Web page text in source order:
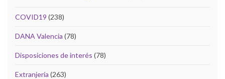
COVID19 (238)
DANA Valencia (78)
Disposiciones de interés (78)
Extranjería (263)